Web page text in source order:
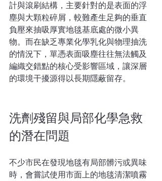
計與滾刷結構，主要針對的是表面的浮
塵與大顆粒碎屑，較難產生足夠的垂直
負壓來抽吸厚實地毯基底處的微小異
物。而在缺乏專業化學乳化與物理抽洗
的情況下，單憑表面吸塵往往無法觸及
編織交錯點的核心受影響區域，讓深層
的環境干擾源得以長期隱蔽留存。
洗劑殘留與局部化學急救
的潛在問題
不少市民在發現地毯有局部髒污或異味
時，會嘗試使用市面上的地毯清潔噴霧